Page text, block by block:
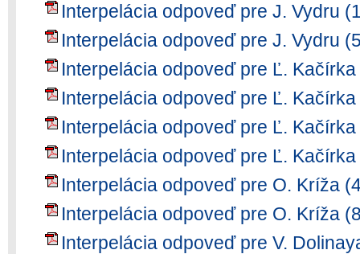
Interpelácia odpoveď pre J. Vydru
Interpelácia odpoveď pre J. Vydru
Interpelácia odpoveď pre Ľ.
Interpelácia odpoveď pre Ľ.
Interpelácia odpoveď pre Ľ.
Interpelácia odpoveď pre Ľ.
Interpelácia odpoveď pre O. Kríža
Interpelácia odpoveď pre O. Kríža
Interpelácia odpoveď pre V.